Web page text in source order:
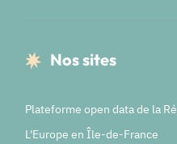
Nos sites
Plateforme open data de la
L'Europe en Île-de-France